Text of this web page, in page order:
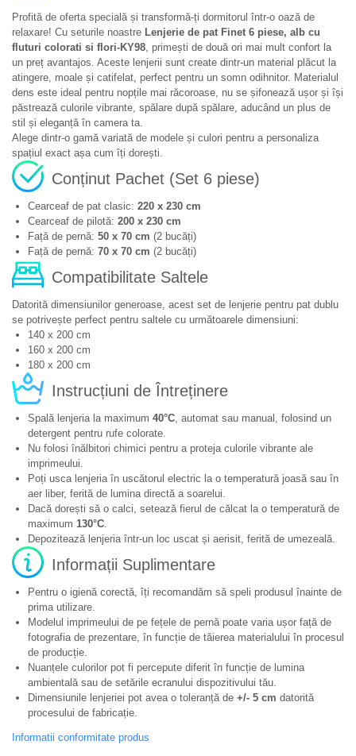
Profită de oferta specială și transformă-ți dormitorul într-o oază de
relaxare! Cu seturile noastre Lenjerie de pat Finet 6 piese, alb cu
fluturi colorati si flori-KY98 , primești de două ori mai mult confort la
un preț avantajos. Aceste lenjerii sunt create dintr-un material plăcut la
atingere, moale și catifelat, perfect pentru un somn odihnitor. Materialul
dens este ideal pentru nopțile mai răcoroase, nu se șifonează ușor și își
păstrează culorile vibrante, spălare după spălare, aducând un plus de
stil și eleganță în camera ta.
Alege dintr-o gamă variată de modele și culori pentru a personaliza
spațiul exact așa cum îți dorești.
Conținut Pachet (Set 6 piese)
Cearceaf de pat clasic: 220 x 230 cm
Cearceaf de pilotă: 200 x 230 cm
Față de pernă: 50 x 70 cm (2 bucăți)
Față de pernă: 70 x 70 cm (2 bucăți)
Compatibilitate Saltele
Datorită dimensiunilor generoase, acest set de lenjerie pentru pat dublu
se potrivește perfect pentru saltele cu următoarele dimensiuni:
140 x 200 cm
160 x 200 cm
180 x 200 cm
Instrucțiuni de Întreținere
Spală lenjeria la maximum 40°C , automat sau manual, folosind un
detergent pentru rufe colorate.
Nu folosi înălbitori chimici pentru a proteja culorile vibrante ale
imprimeului.
Poți usca lenjeria în uscătorul electric la o temperatură joasă sau în
aer liber, ferită de lumina directă a soarelui.
Dacă dorești să o calci, setează fierul de călcat la o temperatură de
maximum 130°C
Depozitează lenjeria într-un loc uscat și aerisit, ferită de umezeală.
Informații Suplimentare
Pentru o igienă corectă, îți recomandăm să speli produsul înainte de
prima utilizare.
Modelul imprimeului de pe fețele de pernă poate varia ușor față de
fotografia de prezentare, în funcție de tăierea materialului în procesul
de producție.
Nuanțele culorilor pot fi percepute diferit în funcție de lumina
ambientală sau de setările ecranului dispozitivului tău.
Dimensiunile lenjeriei pot avea o toleranță de +/- 5 cm datorită
procesului de fabricație.
Informatii conformitate produs